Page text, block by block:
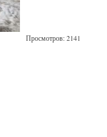
Просмотров: 2141